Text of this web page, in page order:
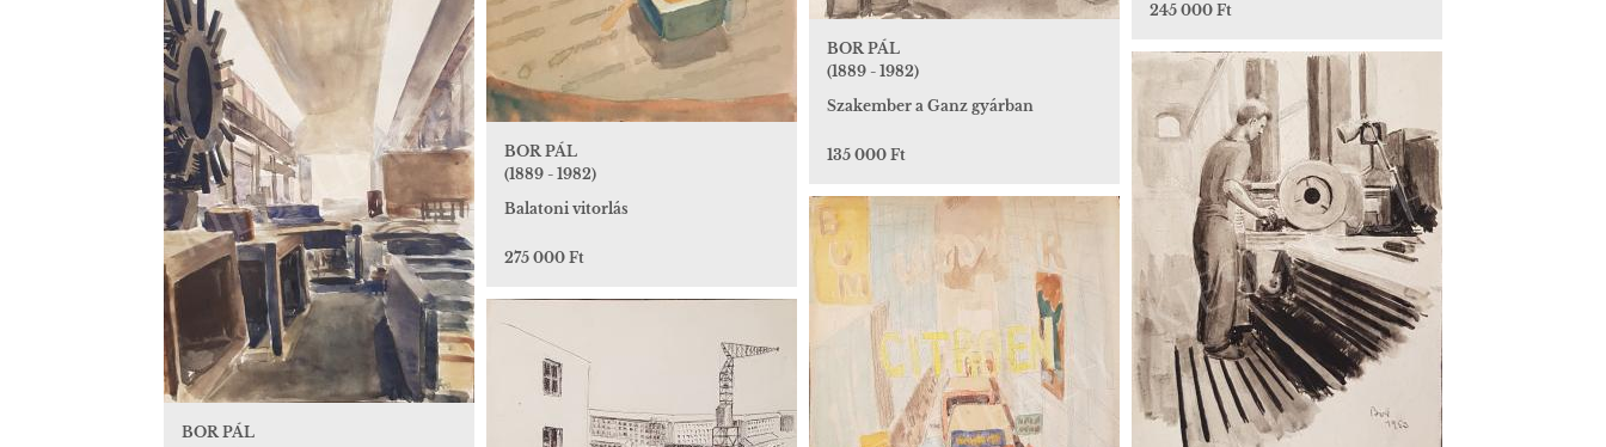
245 000 Ft
BOR PÁL
(1889 - 1982)
Balatoni vitorlás
275 000 Ft
BOR PÁL
(1889 - 1982)
Szakember a Ganz gyárban
135 000 Ft
BOR PÁL